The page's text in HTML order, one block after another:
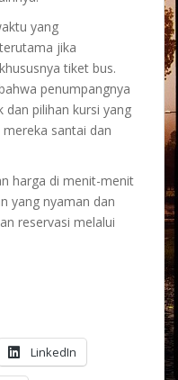
yang
jika
tiket bus.
penumpangnya
pilihan kursi yang
santai dan
harga di menit-menit
yang nyaman dan
reservasi melalui
LinkedIn